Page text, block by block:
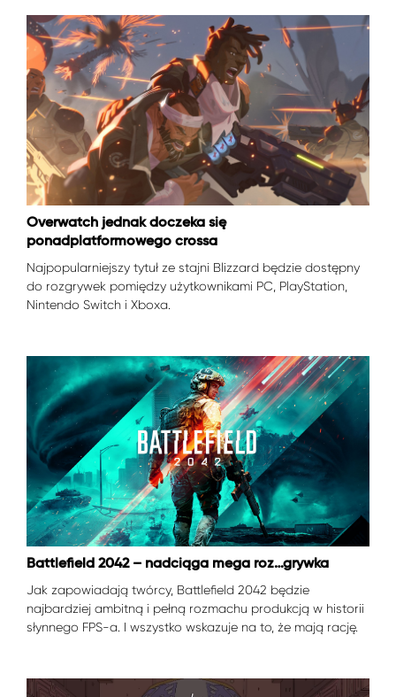
Overwatch jednak doczeka się
ponadplatformowego crossa
Najpopularniejszy tytuł ze stajni Blizzard będzie dostępny
do rozgrywek pomiędzy użytkownikami PC, PlayStation,
Nintendo Switch i Xboxa.
Battlefield 2042 – nadciąga mega roz…grywka
Jak zapowiadają twórcy, Battlefield 2042 będzie
najbardziej ambitną i pełną rozmachu produkcją w historii
słynnego FPS-a. I wszystko wskazuje na to, że mają rację.